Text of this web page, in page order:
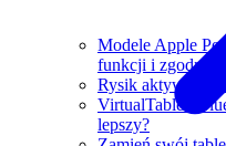
Modele Apple
funkcji i zgodne
Rysik aktywny
VirtualTablet:
lepszy?